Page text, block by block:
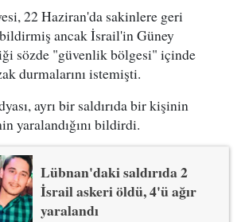
22 Haziran'da sakinlere geri
ancak İsrail'in Güney
sözde "güvenlik bölgesi" içinde
durmalarını istemişti.
ayrı bir saldırıda bir kişinin
yaralandığını bildirdi.
Lübnan'daki saldırıda 2
İsrail askeri öldü, 4'ü ağır
yaralandı